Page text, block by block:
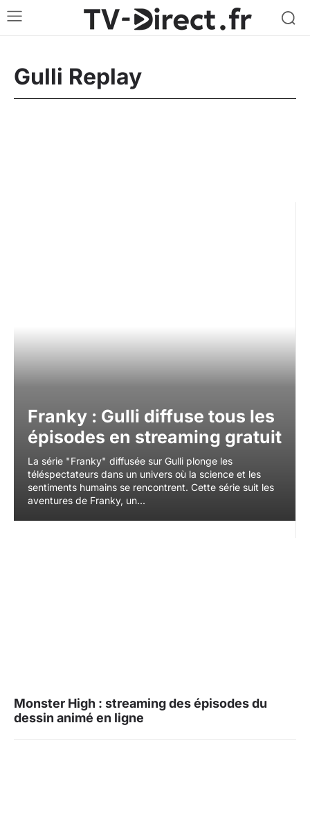
Gulli Replay
Franky : Gulli diffuse tous les
épisodes en streaming gratuit
La série "Franky" diffusée sur Gulli plonge les
téléspectateurs dans un univers où la science et les
sentiments humains se rencontrent. Cette série suit les
aventures de Franky, un...
Monster High : streaming des épisodes du
dessin animé en ligne